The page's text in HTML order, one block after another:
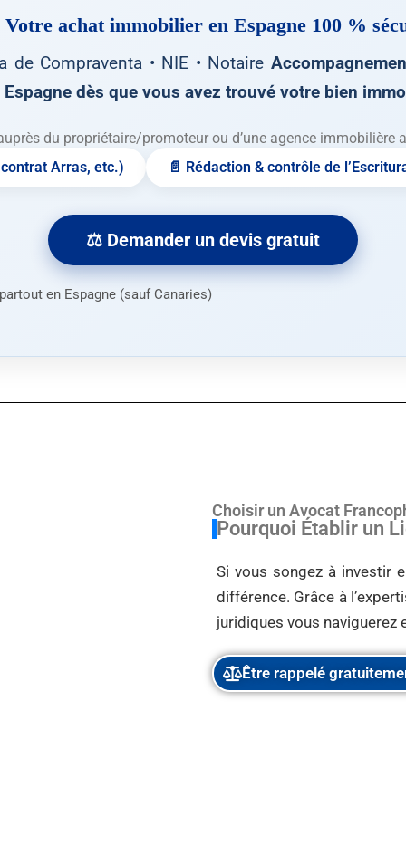
Votre achat immobilier en Espagne 100 %
de Compraventa • NIE • Notaire
Espagne dès que vous avez trouvé votre bien
du propriétaire/promoteur ou d’une agence immobilière
Arras, etc.)
📄 Rédaction & contrôle de
⚖️ Demander un devis gratuit
en Espagne (sauf Canaries)
Choisir un Avocat
Pourquoi Établir un
Si vous songez à investir
différence. Grâce à
juridiques vous naviguerez
Être rappelé